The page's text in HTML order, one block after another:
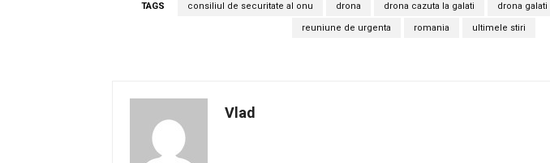
TAGS consiliul de securitate al onu drona drona cazuta la galati drona galati
reuniune de urgenta romania ultimele stiri
Vlad